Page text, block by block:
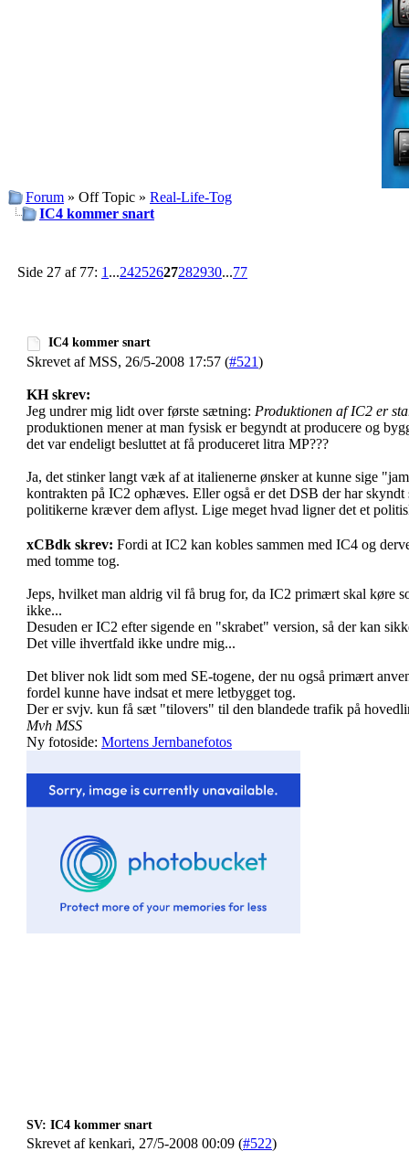
Forum » Off Topic » Real-Life-Tog
IC4 kommer snart
Side 27 af 77: 1 ...24252627282930...77
IC4 kommer snart
Skrevet af MSS, 26/5-2008 17:57 (#521)
KH skrev:
Jeg undrer mig lidt over første sætning: Produktionen af IC2 er
produktionen mener at man fysisk er begyndt at producere og
det var endeligt besluttet at få produceret litra MP???
Ja, det stinker langt væk af at italienerne ønsker at kunne sige
kontrakten på IC2 ophæves. Eller også er det DSB der har
politikerne kræver dem aflyst. Lige meget hvad ligner det et
xCBdk skrev: Fordi at IC2 kan kobles sammen med IC4 og
med tomme tog.
Jeps, hvilket man aldrig vil få brug for, da IC2 primært skal køre
ikke...
Desuden er IC2 efter sigende en "skrabet" version, så der kan
Det ville ihvertfald ikke undre mig...
Det bliver nok lidt som med SE-togene, der nu også primært
fordel kunne have indsat et mere letbygget tog.
Der er svjv. kun få sæt "tilovers" til den blandede trafik på
Mvh MSS
Ny fotoside: Mortens Jernbanefotos
SV: IC4 kommer snart
Skrevet af kenkari, 27/5-2008 00:09 (#522)